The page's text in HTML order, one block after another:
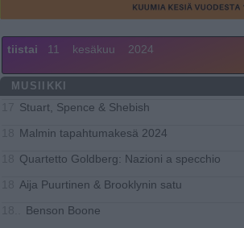
tiistai 11 kesäkuu 2024
MUSIIKKI
Stuart, Spence & Shebish
Malmin tapahtumakesä 2024
Quartetto Goldberg: Nazioni a specchio
Aija Puurtinen & Brooklynin satu
Benson Boone